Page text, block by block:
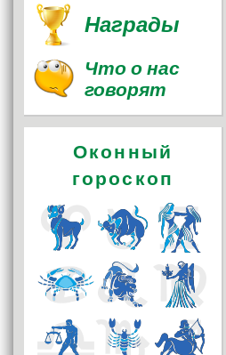
Награды
Что о нас
говорят
Оконный
гороскоп